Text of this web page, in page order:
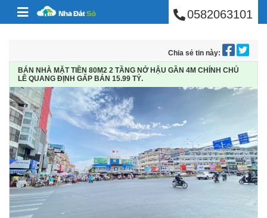
Skip to content BÁN NHÀ PHÚ0582063101
Chia sẻ tin này:
BÁN NHÀ MẶT TIỀN 80M2 2 TẦNG NỞ HẬU GẦN 4M CHÍNH CHỦ
LÊ QUANG ĐỊNH GẤP BÁN 15.99 TỶ.